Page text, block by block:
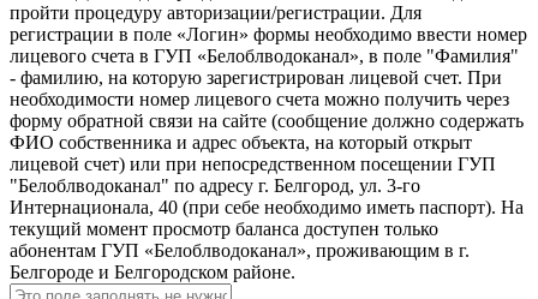
пройти процедуру авторизации/регистрации. Для
регистрации в поле «Логин» формы необходимо ввести номер
лицевого счета в ГУП «Белоблводоканал», в поле "Фамилия"
- фамилию, на которую зарегистрирован лицевой счет. При
необходимости номер лицевого счета можно получить через
форму обратной связи на сайте (сообщение должно содержать
ФИО собственника и адрес объекта, на который открыт
лицевой счет) или при непосредственном посещении ГУП
"Белоблводоканал" по адресу г. Белгород, ул. 3-го
Интернационала, 40 (при себе необходимо иметь паспорт). На
текущий момент просмотр баланса доступен только
абонентам ГУП «Белоблводоканал», проживающим в г.
Белгороде и Белгородском районе.